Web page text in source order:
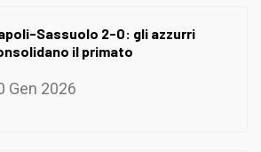
Sassuolo 2-0: gli azzurri
il primato
Gen 2026